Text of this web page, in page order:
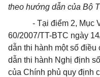
theo hướng dẫn của Bộ
- Tại điểm 2, Mục
60/2007/TT-BTC ngày
dẫn thi hành một số
dẫn thi hành Nghị định
của Chính phủ quy định